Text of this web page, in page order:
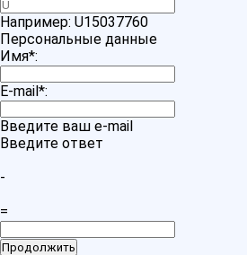
Например: U15037760
Персональные данные
Имя*:
E-mail*:
Введите ваш e-mail
Введите ответ
-
=